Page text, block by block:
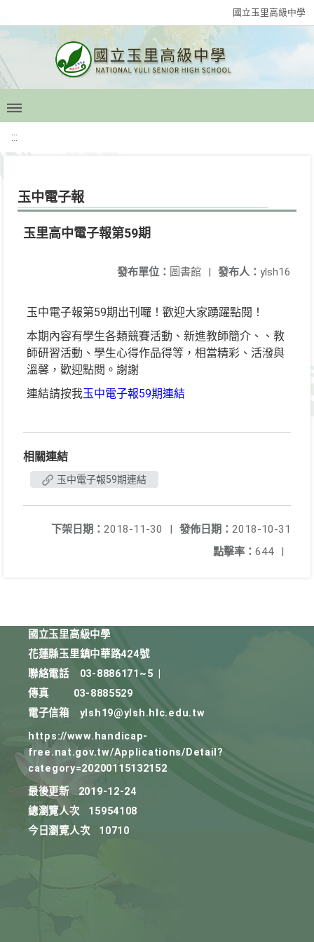
國立玉里高級中學
:::
玉中電子報
玉里高中電子報第59期
發布人： ylsh16
發布單位： 圖書館 |
玉中電子報第59期出刊囉！歡迎大家踴躍點閱！
本期內容有學生各類競賽活動、新進教師簡介、、教
師研習活動、學生心得作品得等，相當精彩、活潑與
溫馨，歡迎點閱。謝謝
連結請按我玉中電子報59期連結
相關連結
玉中電子報59期連結
發佈日期： 2018-10-31
下架日期： 2018-11-30
|
點擊率： 644 |
國立玉里高級中學
花蓮縣玉里鎮中華路424號
聯絡電話
03-8886171~5
傳真
03-8885529
電子信箱
ylsh19@ylsh.hlc.edu.tw
https://www.handicap-
free.nat.gov.tw/Applications/Detail?
category=20200115132152
最後更新
2019-12-24
總瀏覽人次
15954108
今日瀏覽人次
10710